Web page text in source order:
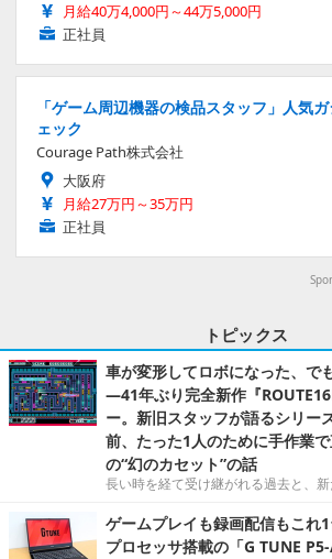
月給40万4,000円～44万5,000円
正社員
「ゲーム周辺機器の検品スタッフ」人気
ェック
Courage Path株式会社
大阪府
月給27万円～35万円
正社員
トピックス
車が変形してロボになった、で
―41年ぶり完全新作『
ー。新旧スタッフが語るシリー
前、たった1人のために手作業
の“幻のカセット”の話
長い時を経て受け継がれる過去と、新
ゲームプレイも録画配信もこ
プロセッサ搭載の「G TUNE